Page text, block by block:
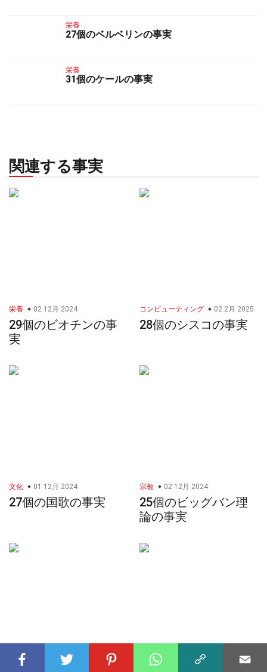
栄養
27個のベルベリンの事実
栄養
31個のケールの事実
関連する事実
栄養 02 12月 2024
29個のビオチンの事
実
コンピューティング 02 2月 2025
28個のシスコの事実
文化 01 12月 2024
27個の国歌の事実
宗教 02 12月 2024
25個のビッグバン理
論の事実
都市 26 1月 2025 社会 02 12月 2024